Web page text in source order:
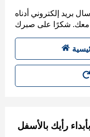
بريد إلكتروني أدناه
رأيك بالأسفل